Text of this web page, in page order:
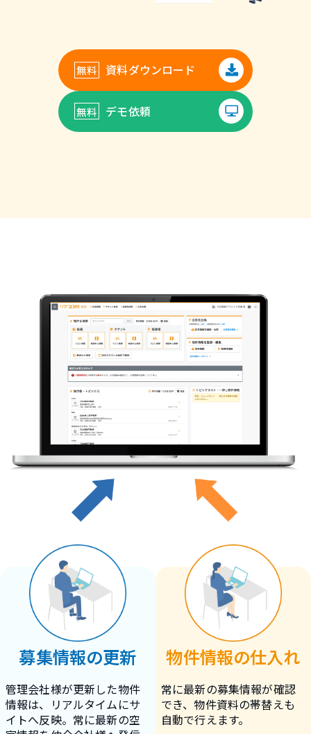
資料ダウンロード
デモ依頼
募集情報の更新
管理会社様が更新した物件
情報は、リアルタイムにサ
イトへ反映。常に最新の空
物件情報の仕入れ
常に最新の募集情報が確認
でき、物件資料の帯替えも
自動で行えます。